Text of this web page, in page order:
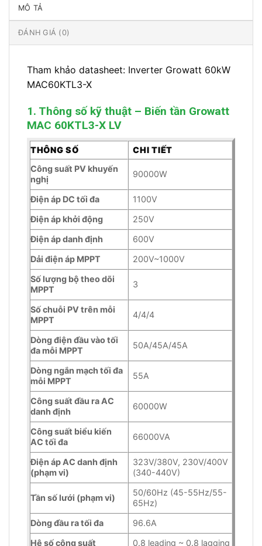
MÔ TẢ
ĐÁNH GIÁ (0)
Tham khảo datasheet: Inverter Growatt 60kW
MAC60KTL3-X
1. Thông số kỹ thuật – Biến tần Growatt
MAC 60KTL3-X LV
THÔNG SỐ
CHI TIẾT
Công suất PV khuyến
nghị
90000W
Điện áp DC tối đa
1100V
Điện áp khởi động
250V
Điện áp danh định
600V
Dải điện áp MPPT
200V~1000V
Số lượng bộ theo dõi
MPPT
3
Số chuỗi PV trên mỗi
MPPT
4/4/4
Dòng điện đầu vào tối
đa mỗi MPPT
50A/45A/45A
Dòng ngắn mạch tối đa
mỗi MPPT
55A
Công suất đầu ra AC
danh định
60000W
Công suất biểu kiến
AC tối đa
66000VA
Điện áp AC danh định
(phạm vi)
323V/380V, 230V/400V
(340-440V)
Tần số lưới (phạm vi)
50/60Hz (45-55Hz/55-
65Hz)
Dòng đầu ra tối đa
96.6A
Hệ số công suất
0.8 leading ~ 0.8 lagging